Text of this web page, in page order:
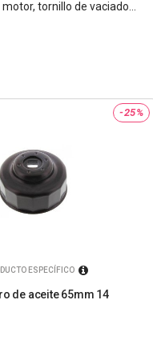
tornillo de vaciado...
-25%
ESPECÍFICO
de aceite 65mm 14